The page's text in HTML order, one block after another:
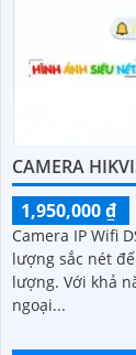
CAMERA
1,950,000 ₫
Camera IP Wifi
lượng sắc nét
lượng. Với khả năng xem được ban đêm thông qua hồng
ngoại...